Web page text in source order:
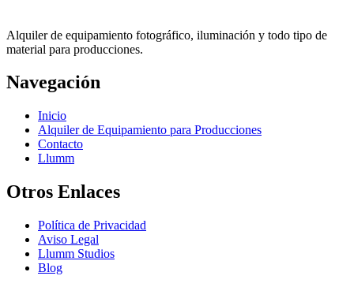
Alquiler de equipamiento fotográfico, iluminación y todo tipo de
material para producciones.
Navegación
Inicio
Alquiler de Equipamiento para Producciones
Contacto
Llumm
Otros Enlaces
Política de Privacidad
Aviso Legal
Llumm Studios
Blog